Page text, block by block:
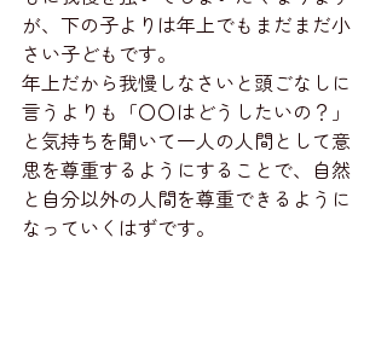
が、下の子よりは年上でもまだまだ小
さい子どもです。
年上だから我慢しなさいと頭ごなしに
言うよりも「〇〇はどうしたいの？」
と気持ちを聞いて一人の人間として意
思を尊重するようにすることで、自然
と自分以外の人間を尊重できるように
なっていくはずです。